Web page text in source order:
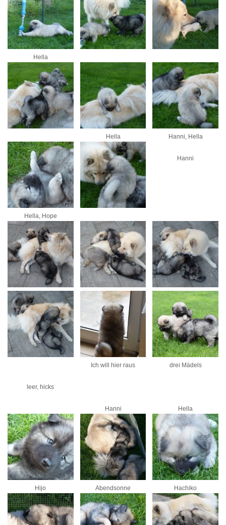
Hella
Hella Hanni, Hella
Hella, Hope
Hanni
Ich will hier raus drei Mädels
leer, hicks
Hanni Hella
Hijo Abendsonne Hachiko